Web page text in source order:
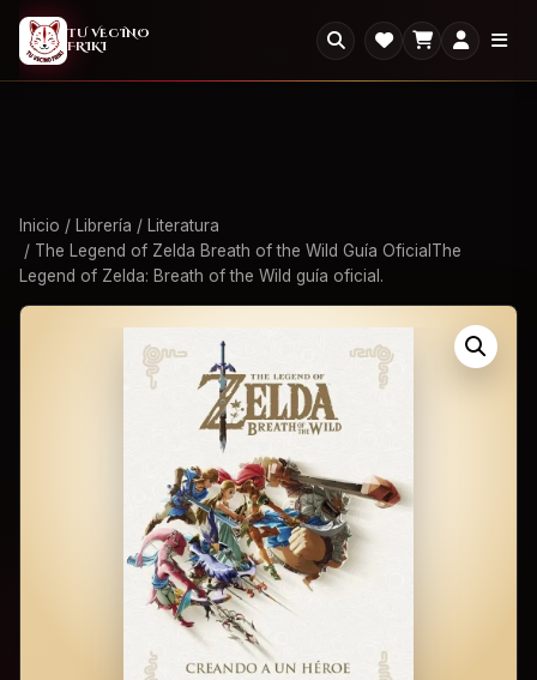
2X1 2x1 en todo el Outlet: llevate dos, paga uno.
×
TU VECINO
FRIKI
Inicio / Librería / Literatura
/ The Legend of Zelda Breath of the Wild Guía OficialThe
Legend of Zelda: Breath of the Wild guía oficial.